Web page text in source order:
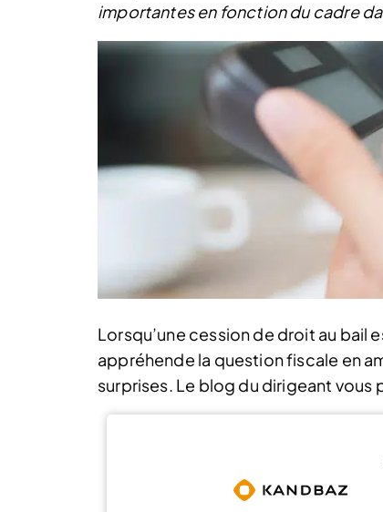
importantes en fonction du cadre
Lorsqu’une cession de droit au bail
appréhende la question fiscale en
surprises. Le blog du dirigeant vous